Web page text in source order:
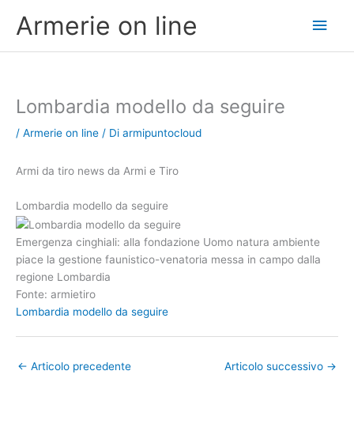
Armerie on line
Lombardia modello da seguire
/ Armerie on line / Di armipuntocloud
Armi da tiro news da Armi e Tiro
Lombardia modello da seguire
Emergenza cinghiali: alla fondazione Uomo natura ambiente
piace la gestione faunistico-venatoria messa in campo dalla
regione Lombardia
Fonte: armietiro
Lombardia modello da seguire
← Articolo precedente Articolo successivo →